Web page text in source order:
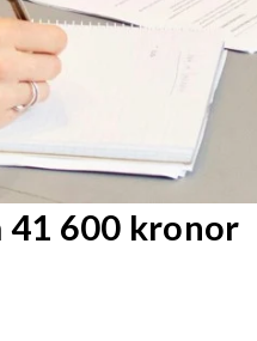
41 600 kronor